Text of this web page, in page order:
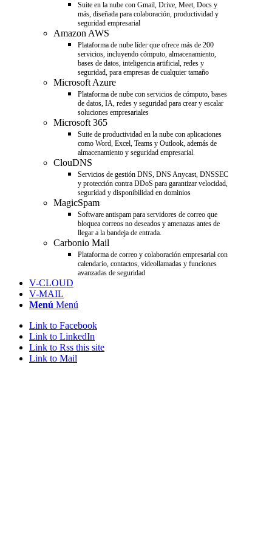
Suite en la nube con Gmail, Drive, Meet, Docs y
más, diseñada para colaboración, productividad y
seguridad empresarial
Amazon AWS
Plataforma de nube líder que ofrece más de 200
servicios, incluyendo cómputo, almacenamiento,
bases de datos, inteligencia artificial, redes y
seguridad, para empresas de cualquier tamaño
Microsoft Azure
Plataforma de nube con servicios de cómputo, bases
de datos, IA, redes y seguridad para crear y escalar
soluciones empresariales
Microsoft 365
Suite de productividad en la nube con aplicaciones
como Word, Excel, Teams y Outlook, además de
almacenamiento y seguridad empresarial.
ClouDNS
Servicios de gestión DNS, DNS Anycast, DNSSEC
y protección contra DDoS para garantizar velocidad,
seguridad y disponibilidad en dominios
MagicSpam
Software antispam para servidores de correo que
bloquea correos no deseados y amenazas antes de
llegar a la bandeja de entrada.
Carbonio Mail
Plataforma de correo y colaboración empresarial con
calendario, contactos, videollamadas y funciones
avanzadas de seguridad
V-CLOUD
V-MAIL
Menú Menú
Link to Facebook
Link to LinkedIn
Link to Rss this site
Link to Mail